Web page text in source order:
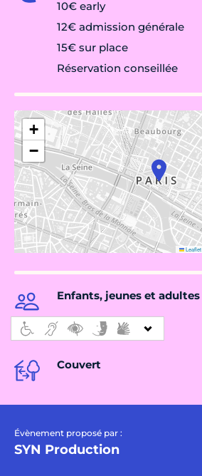
10€ early
12€ admission générale
15€ sur place
Réservation conseillée
+
−
Leaflet
Enfants, jeunes et adultes
Couvert
Évènement proposé par :
SYN Production